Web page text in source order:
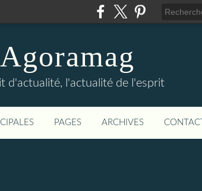
Agoramag
d'actualité, l'actualité de l'esprit
PAGES ARCHIVES CONTACT